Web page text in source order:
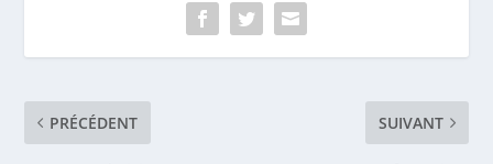
PRÉCÉDENT SUIVANT